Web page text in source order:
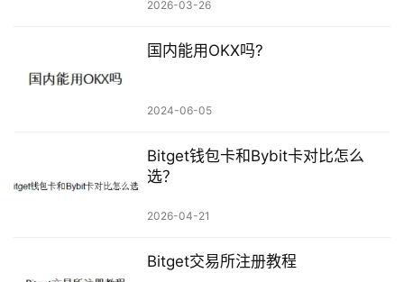
2026-03-26
国内能用OKX吗?
2024-06-05
Bitget钱包卡和Bybit卡对比怎么
选？
2026-04-21
Bitget交易所注册教程